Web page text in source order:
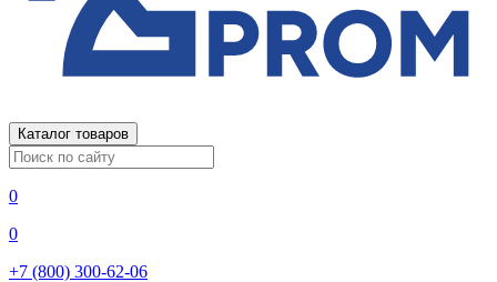
Каталог товаров
0
0
+7 (800) 300-62-06